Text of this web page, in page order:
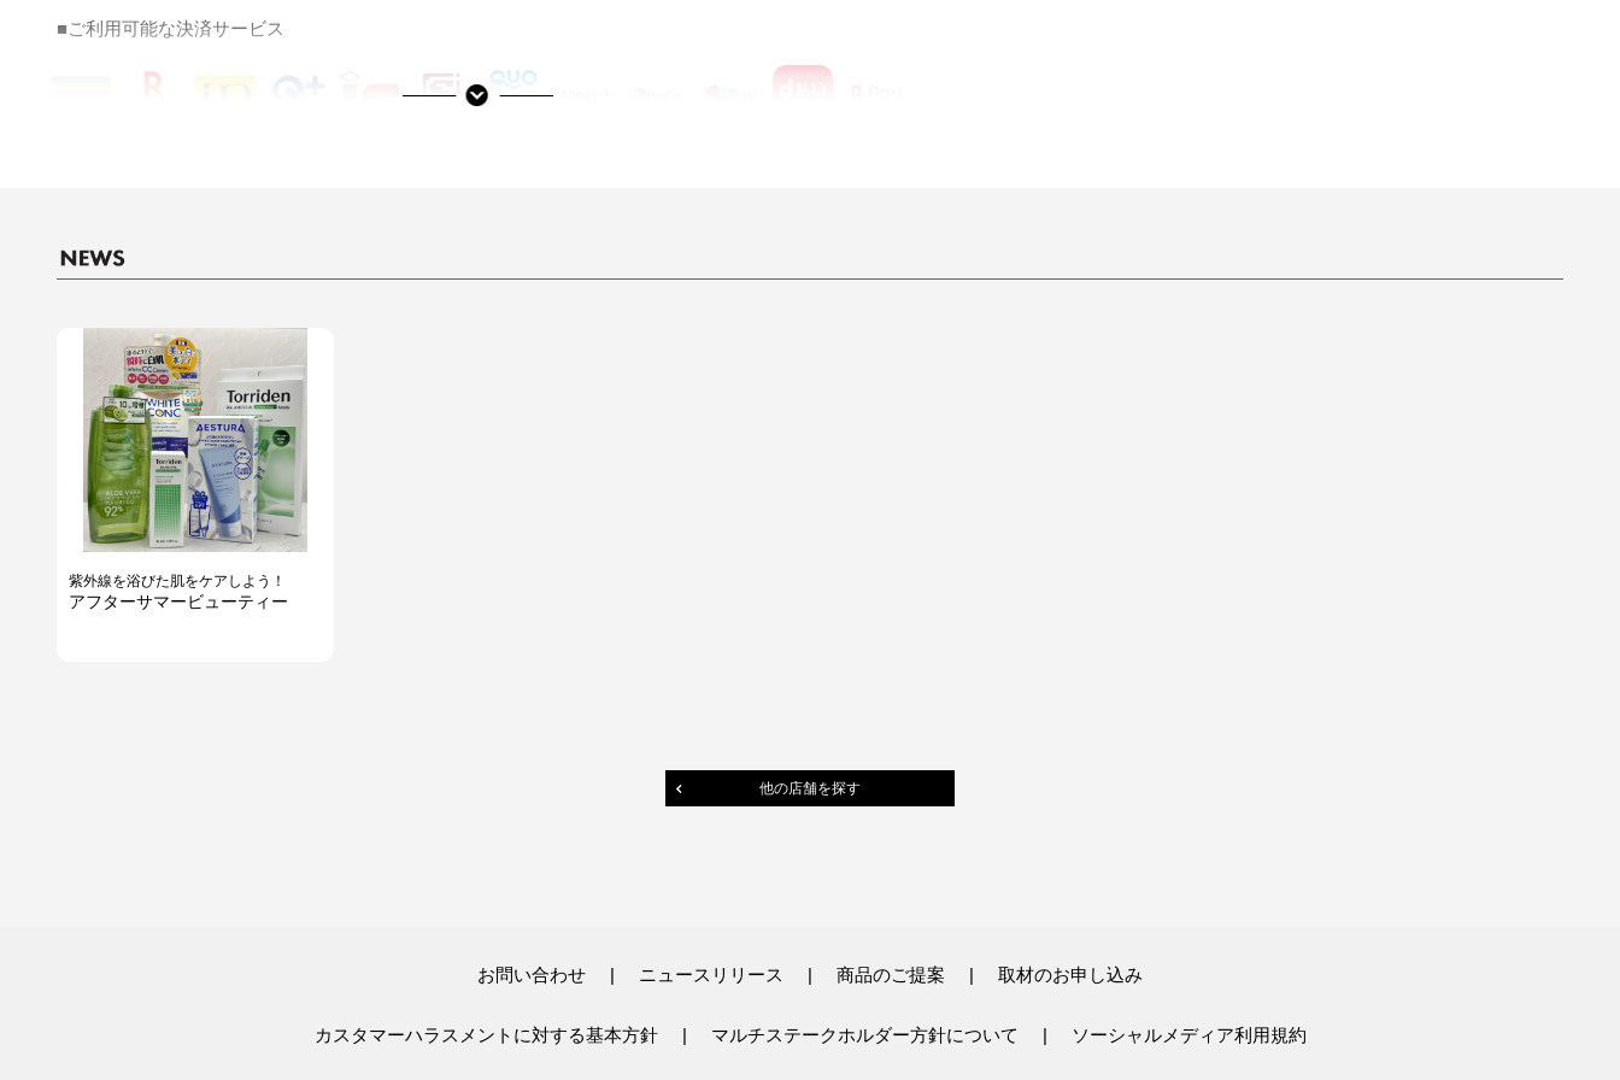
■ご利用可能な決済サービス
紫外線を浴びた肌をケアしよう！
アフターサマービューティー
他の店舗を探す
お問い合わせ ニュースリリース 商品のご提案 取材のお申し込み
カスタマーハラスメントに対する基本方針 マルチステークホルダー方針について ソーシャルメディア利用規約